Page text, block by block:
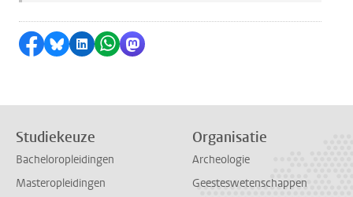
Delen op Facebook
Delen via Bluesky
Delen op LinkedIn
Delen via WhatsApp
Delen via Mastodon
Studiekeuze
Bacheloropleidingen
Masteropleidingen
Organisatie
Archeologie
Geesteswetenschappen